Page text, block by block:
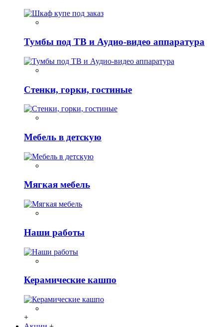
Тумбы под ТВ и Аудио-видео аппаратура
Стенки, горки, гостиные
Мебель в детскую
Мягкая мебель
Наши работы
Керамические кашпо
+